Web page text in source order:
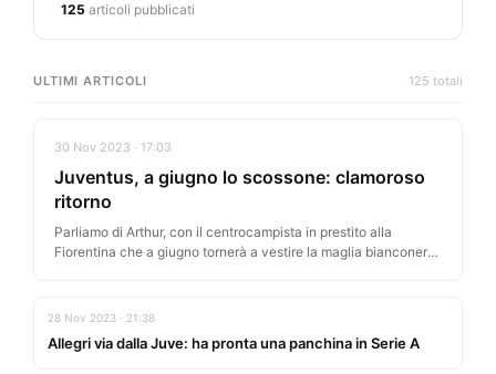
125 articoli pubblicati
ULTIMI ARTICOLI 125 totali
30 Nov 2023 · 17:03
Juventus, a giugno lo scossone: clamoroso
ritorno
Parliamo di Arthur, con il centrocampista in prestito alla
Fiorentina che a giugno tornerà a vestire la maglia bianconera
28 Nov 2023 · 21:38
Allegri via dalla Juve: ha pronta una panchina in Serie A